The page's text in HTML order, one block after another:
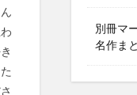
別冊マ
名作ま